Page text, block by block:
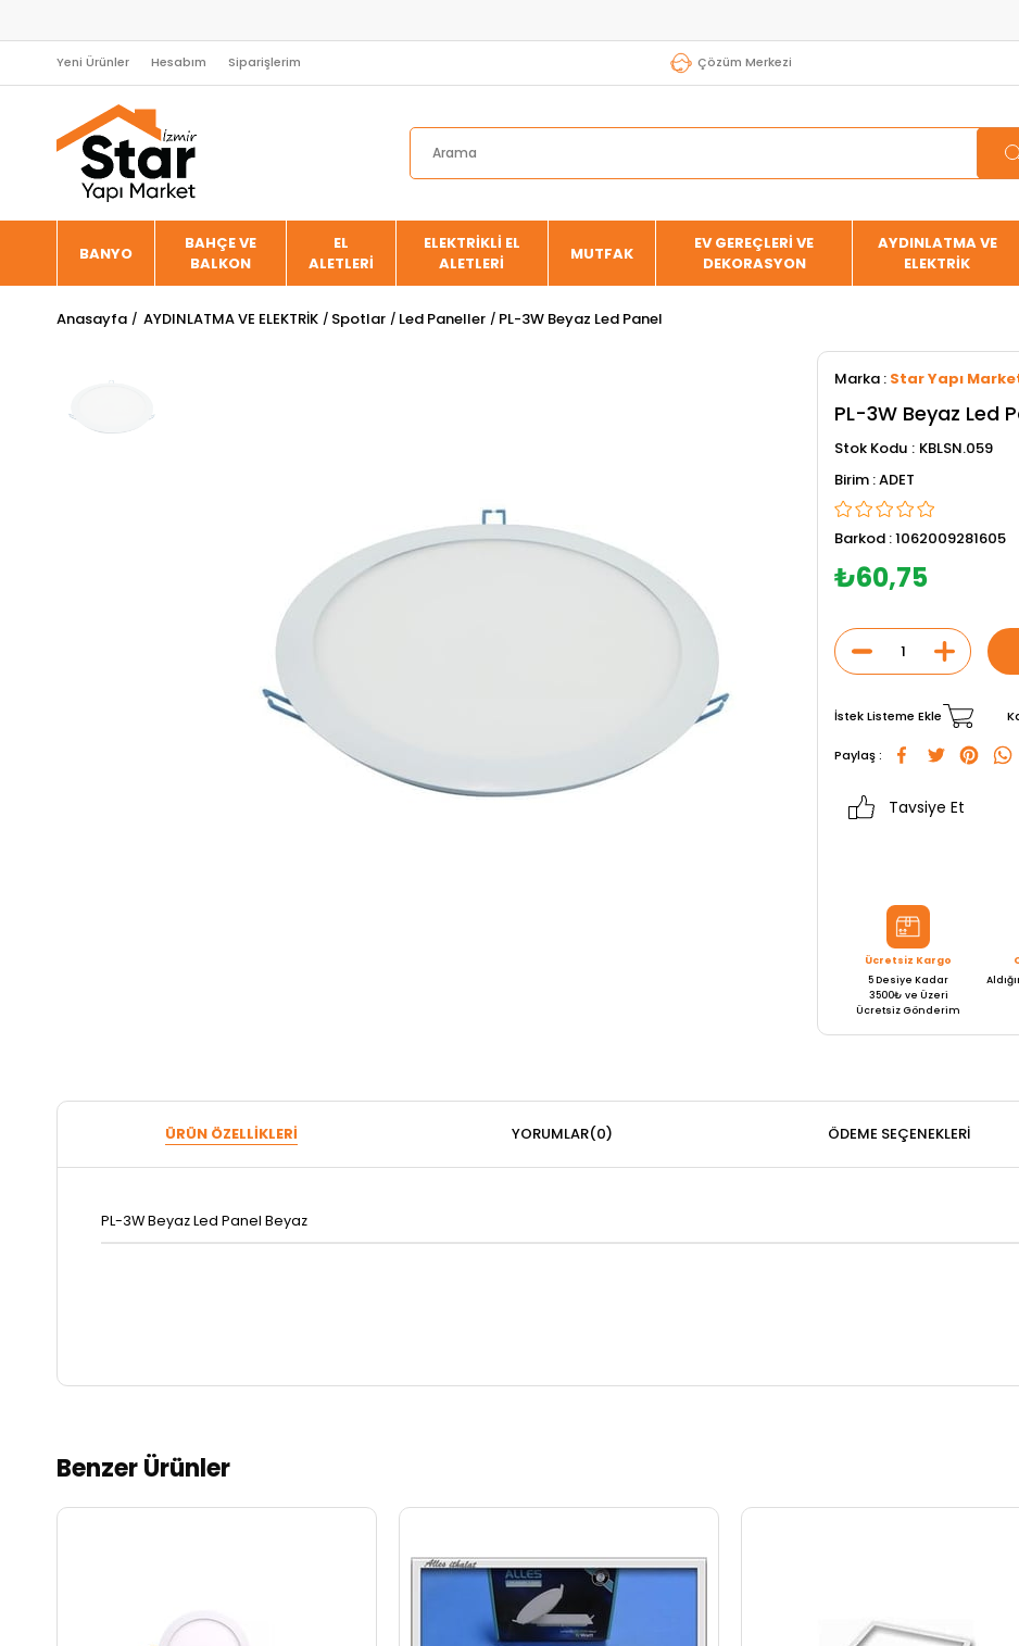
Yeni Ürünler Hesabım Siparişlerim Çözüm Merkezi
BANYO
BAHÇE VE
BALKON
EL
ALETLERİ
ELEKTRİKLİ EL
ALETLERİ
MUTFAK
EV GEREÇLERİ VE
DEKORASYON
AYDINLATMA VE
ELEKTRİK
Anasayfa AYDINLATMA VE ELEKTRİK Spotlar Led Paneller PL-3W Beyaz Led Panel
Marka : Star Yapı
PL-3W Beyaz Led
Stok Kodu
KBLSN.059
ADET
Barkod :1062009281605
₺60,75
İstek Listeme Ekle
Paylaş :
Tavsiye Et
Ücretsiz Kargo
5 Desiye Kadar
3500₺ ve Üzeri
Ücretsiz Gönderim
ÜRÜN ÖZELLIKLERI YORUMLAR(0) ÖDEME SEÇENEKLERI
PL-3W Beyaz Led Panel Beyaz
Benzer Ürünler